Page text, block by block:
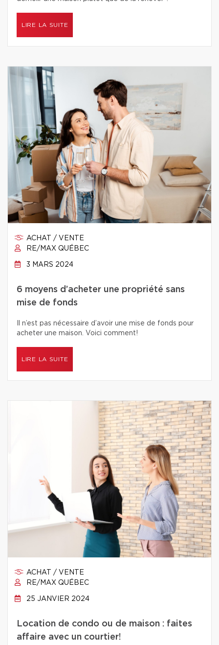
LIRE LA SUITE
ACHAT / VENTE
RE/MAX QUÉBEC
3 MARS 2024
6 moyens d’acheter une propriété sans
mise de fonds
Il n’est pas nécessaire d’avoir une mise de fonds pour
acheter une maison. Voici comment!
LIRE LA SUITE
ACHAT / VENTE
RE/MAX QUÉBEC
25 JANVIER 2024
Location de condo ou de maison : faites
affaire avec un courtier!